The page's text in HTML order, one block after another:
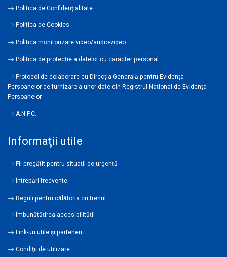
Politica de Confidenţialitate
Politica de Cookies
Politica monitorizare video/audio-video
Politica de protecție a datelor cu caracter personal
Protocol de colaborare cu Direcția Generală pentru Evidența
Persoanelor de furnizare a unor date din Registrul Național de Evidența
Persoanelor
A.N.P.C.
Informaţii utile
Fii pregătit pentru situații de urgență
Întrebări frecvente
Reguli pentru călătoria cu trenul
Îmbunătățirea accesibilității
Link-uri utile şi parteneri
Condiţii de utilizare